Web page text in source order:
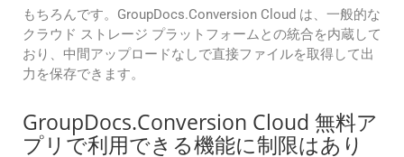
もちろんです。GroupDocs.Conversion Cloud は、一般的な
クラウド ストレージ プラットフォームとの統合を内蔵して
おり、中間アップロードなしで直接ファイルを取得して出
力を保存できます。
GroupDocs.Conversion Cloud 無料ア
プリで利用できる機能に制限はあり